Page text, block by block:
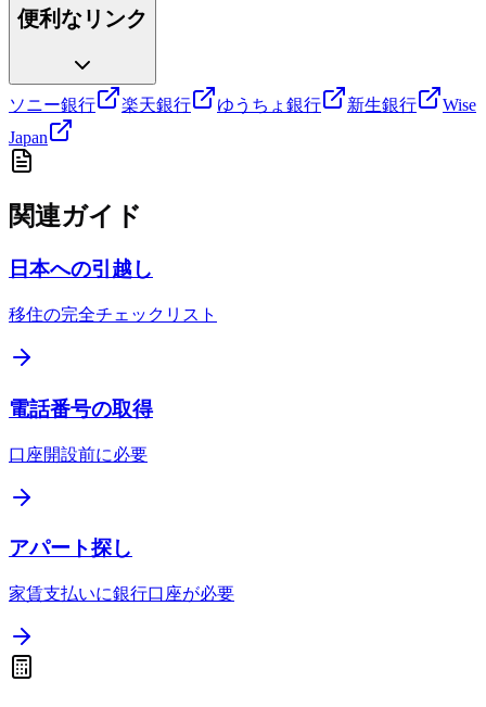
便利なリンク
ソニー銀行 楽天銀行 ゆうちょ銀行 新生銀行
Wise
Japan
関連ガイド
日本への引越し
移住の完全チェックリスト
電話番号の取得
口座開設前に必要
アパート探し
家賃支払いに銀行口座が必要